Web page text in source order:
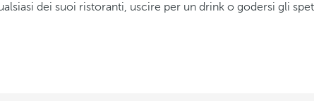
dei suoi ristoranti, uscire per un drink o godersi gli